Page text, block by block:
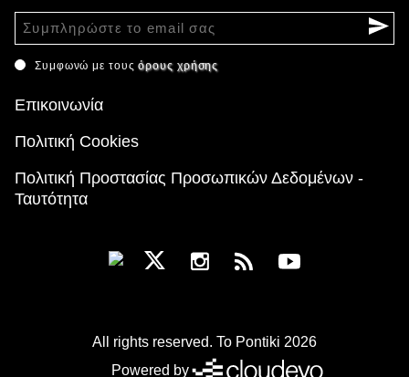
Συμφωνώ με τουςόρους χρήσης
Επικοινωνία
Πολιτική Cookies
Πολιτική Προστασίας Προσωπικών Δεδομένων -
Ταυτότητα
All rights reserved. To Pontiki 2026
Powered by